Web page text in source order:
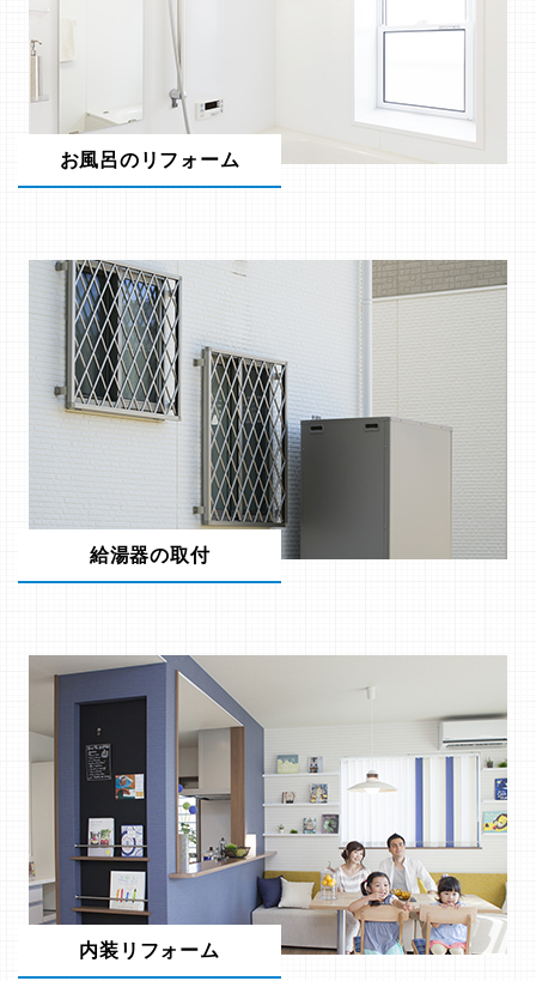
お風呂のリフォーム
給湯器の取付
内装リフォーム